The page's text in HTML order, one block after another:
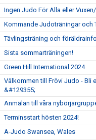
Ingen Judo För Alla eller
Kommande Judoträningar och
Tävlingsträning och
Sista sommarträningen!
Green Hill International 2024
Välkommen till Frövi Judo - Bli
&#129355;
Anmälan till våra
Terminsstart hösten 2024!
A-Judo Swansea, Wales